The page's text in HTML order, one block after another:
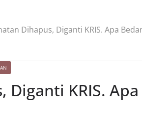
Dihapus, Diganti KRIS. Apa
Diganti KRIS.